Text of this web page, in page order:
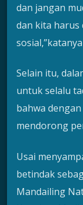
dan jangan
dan kita harus
Selain itu,
untuk selalu
bahwa
mendorong
Usai
betindak
Mandailing